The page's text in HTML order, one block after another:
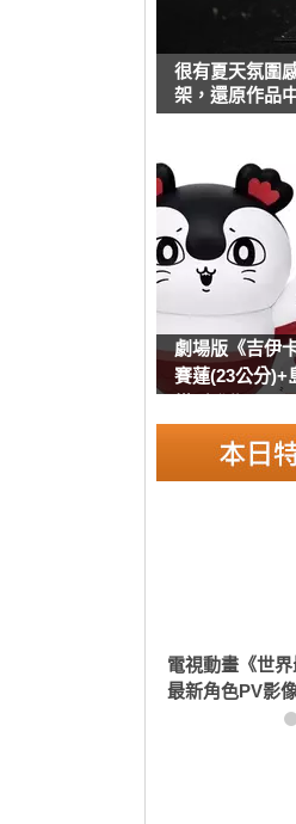
很有夏天氛圍
架，還原作
劇場版《吉伊
賽蓮(23公分)+